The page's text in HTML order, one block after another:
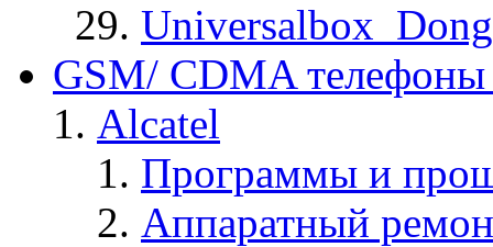
GSM/ CDMA
Alcatel
Программы и
Аппаратный